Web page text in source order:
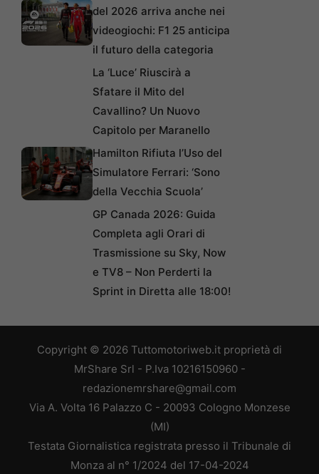
del 2026 arriva anche nei
videogiochi: F1 25 anticipa
il futuro della categoria
La ‘Luce’ Riuscirà a
Sfatare il Mito del
Cavallino? Un Nuovo
Capitolo per Maranello
Hamilton Rifiuta l’Uso del
Simulatore Ferrari: ‘Sono
della Vecchia Scuola’
GP Canada 2026: Guida
Completa agli Orari di
Trasmissione su Sky, Now
e TV8 – Non Perderti la
Sprint in Diretta alle 18:00!
Copyright © 2026 Tuttomotoriweb.it proprietà di
MrShare Srl - P.Iva 10216150960 -
redazionemrshare@gmail.com
Via A. Volta 16 Palazzo C - 20093 Cologno Monzese
(MI)
Testata Giornalistica registrata presso il Tribunale di
Monza al n° 1/2024 del 17-04-2024